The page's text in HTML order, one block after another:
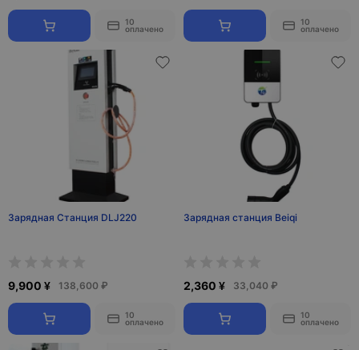
10
оплачено
10
оплачено
Зарядная Станция DLJ220
9,900 ¥ 138,600 ₽
10
оплачено
Зарядная станция Beiqi
2,360 ¥ 33,040 ₽
10
оплачено